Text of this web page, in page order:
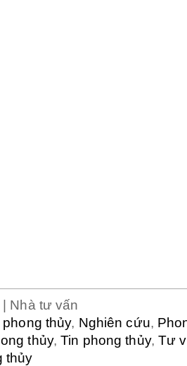
Nhà tư vấn
phong thủy, Nghiên cứu,
thủy,Tin phong thủy,Tư
thủy